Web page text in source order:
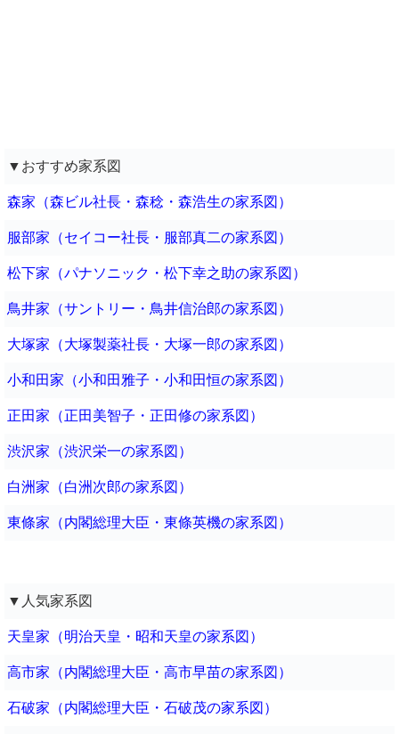
▼おすすめ家系図
森家（森ビル社長・森稔・森浩生の家系図）
服部家（セイコー社長・服部真二の家系図）
松下家（パナソニック・松下幸之助の家系図）
鳥井家（サントリー・鳥井信治郎の家系図）
大塚家（大塚製薬社長・大塚一郎の家系図）
小和田家（小和田雅子・小和田恒の家系図）
正田家（正田美智子・正田修の家系図）
渋沢家（渋沢栄一の家系図）
白洲家（白洲次郎の家系図）
東條家（内閣総理大臣・東條英機の家系図）
▼人気家系図
天皇家（明治天皇・昭和天皇の家系図）
高市家（内閣総理大臣・高市早苗の家系図）
石破家（内閣総理大臣・石破茂の家系図）